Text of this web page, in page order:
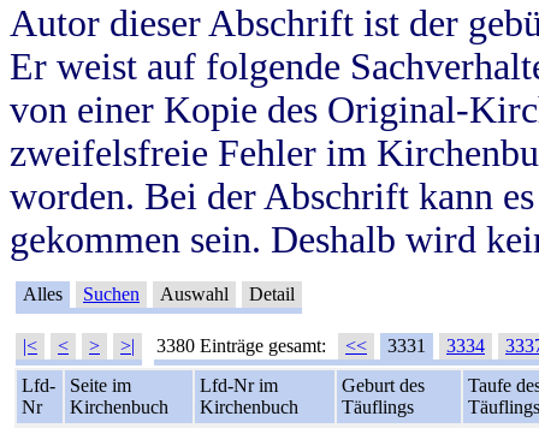
Autor dieser Abschrift ist der
Er weist auf folgende
von einer Kopie des Original-
zweifelsfreie Fehler im
worden. Bei der Abschrift kann
gekommen sein. Deshalb wird
Alles Suchen Auswahl Detail
|< < > >| 3380 Einträge gesamt: << 3331 3334
Lfd-
Nr
Seite im
Kirchenbuch
Lfd-Nr im
Kirchenbuch
Geburt des
Täuflings
Taufe
Täuflings